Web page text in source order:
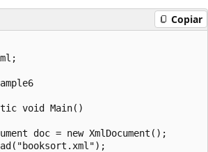
Copiar
void Main()
doc = new XmlDocument();